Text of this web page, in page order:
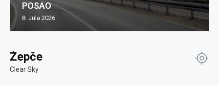
Žepče
Clear Sky
POSAO
8. Jula 2026.